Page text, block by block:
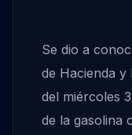
Se dio a
de Hacienda y
del miércoles
de la gasolina